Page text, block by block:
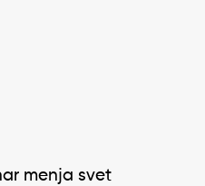
menja svet